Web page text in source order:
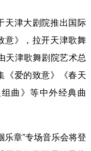
龙江
عربى
津大剧院推出国际
意》，拉开天津歌舞
天津歌舞剧院艺术总
《爱的致意》《春天
曲》等中外经典曲
章”专场音乐会将登